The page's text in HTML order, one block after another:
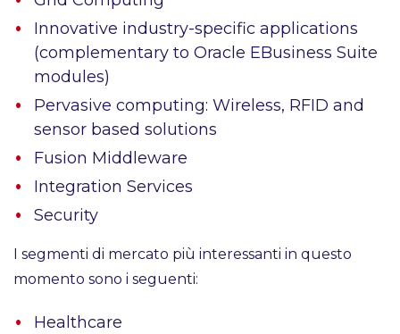
Innovative industry-specific applications
(complementary to Oracle EBusiness Suite
modules)
Pervasive computing: Wireless, RFID and
sensor based solutions
Fusion Middleware
Integration Services
Security
I segmenti di mercato più interessanti in questo
momento sono i seguenti:
Healthcare